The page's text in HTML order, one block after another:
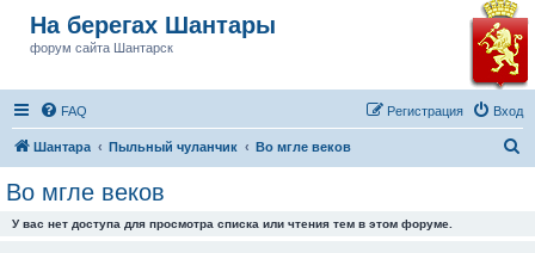
На берегах Шантары
форум сайта Шантарск
FAQ Вход
Регистрация
Шантара Пыльный чуланчик Во мгле веков
Во мгле веков
У вас нет доступа для просмотра списка или чтения тем в этом форуме.